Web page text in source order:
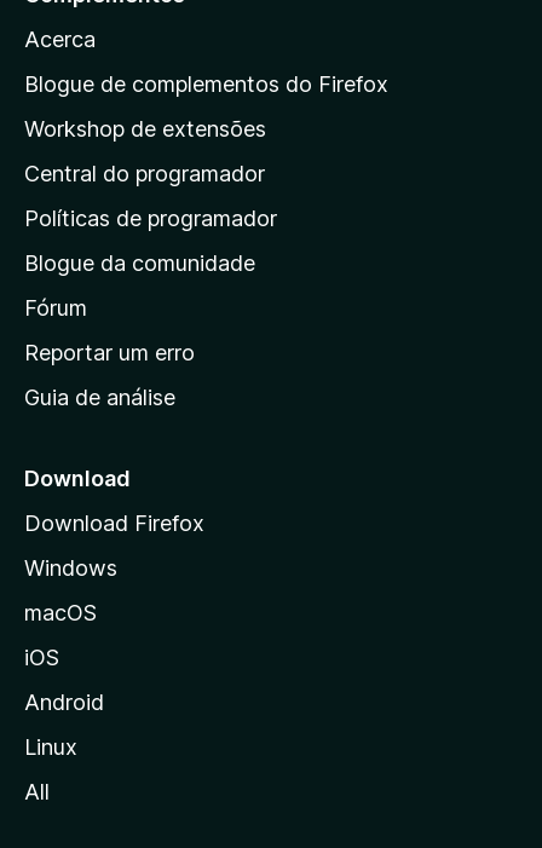
a
a
á
g
i
a
i
n
c
a
d
a
z
i
a
Acerca
Blogue de complementos do Firefox
Workshop de extensões
Central do programador
Políticas de programador
Blogue da comunidade
Fórum
Reportar um erro
Guia de análise
Download
Download Firefox
Windows
macOS
iOS
Android
Linux
All